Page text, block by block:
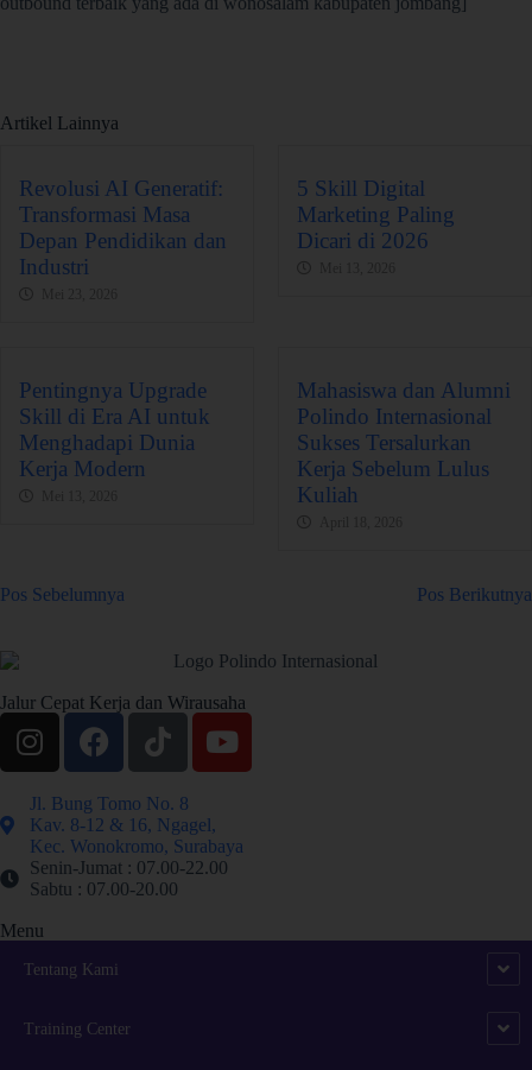
Artikel Lainnya
Revolusi AI Generatif:
Transformasi Masa
Depan Pendidikan dan
Industri
5 Skill Digital
Marketing Paling
Dicari di 2026
Pentingnya Upgrade
Skill di Era AI untuk
Menghadapi Dunia
Kerja Modern
Mahasiswa dan Alumni
Polindo Internasional
Sukses Tersalurkan
Kerja Sebelum Lulus
Kuliah
Pos Sebelumnya Pos Berikutnya
Jalur Cepat Kerja dan Wirausaha
Jl. Bung Tomo No. 8
Kav. 8-12 & 16, Ngagel,
Kec. Wonokromo, Surabaya
Senin-Jumat : 07.00-22.00
Sabtu : 07.00-20.00
Menu
Tentang Kami
Training Center